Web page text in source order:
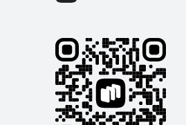
Единая дежурно-
и прочие департаменты.